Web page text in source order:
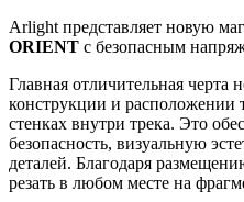
Arlight представляет новую
ORIENT с безопасным
Главная отличительная черта
конструкции и расположении
стенках внутри трека. Это
безопасность, визуальную
деталей. Благодаря
резать в любом месте на